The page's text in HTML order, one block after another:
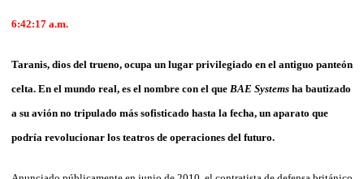
6:42:17 a.m.
Taranis, dios del trueno, ocupa un lugar privilegiado en el antiguo panteón
celta. En el mundo real, es el nombre con el que BAE Systems ha bautizado
a su avión no tripulado más sofisticado hasta la fecha, un aparato que
podría revolucionar los teatros de operaciones del futuro.